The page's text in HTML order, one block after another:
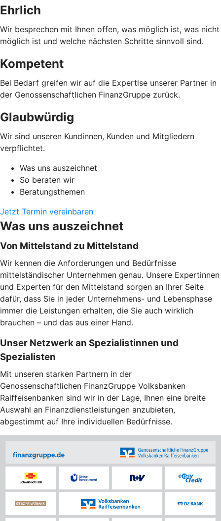
Ehrlich
Wir besprechen mit Ihnen offen, was möglich ist, was nicht
möglich ist und welche nächsten Schritte sinnvoll sind.
Kompetent
Bei Bedarf greifen wir auf die Expertise unserer Partner in
der Genossenschaftlichen FinanzGruppe zurück.
Glaubwürdig
Wir sind unseren Kundinnen, Kunden und Mitgliedern
verpflichtet.
Was uns auszeichnet
So beraten wir
Beratungsthemen
Jetzt Termin vereinbaren
Was uns auszeichnet
Von Mittelstand zu Mittelstand
Wir kennen die Anforderungen und Bedürfnisse
mittelständischer Unternehmen genau. Unsere Expertinnen
und Experten für den Mittelstand sorgen an Ihrer Seite
dafür, dass Sie in jeder Unternehmens- und Lebensphase
immer die Leistungen erhalten, die Sie auch wirklich
brauchen – und das aus einer Hand.
Unser Netzwerk an Spezialistinnen und
Spezialisten
Mit unseren starken Partnern in der
Genossenschaftlichen FinanzGruppe Volksbanken
Raiffeisenbanken sind wir in der Lage, Ihnen eine breite
Auswahl an Finanzdienstleistungen anzubieten,
abgestimmt auf Ihre individuellen Bedürfnisse.